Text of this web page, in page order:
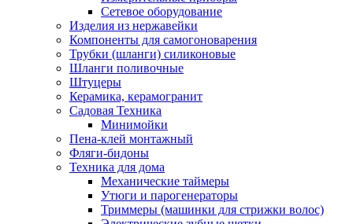
Сетевое оборудование
Изделия из нержавейки
Компоненты для самогоноварения
Трубки (шланги) силиконовые
Шланги поливочные
Штуцеры
Керамика, керамогранит
Садовая Техника
Минимойки
Пена-клей монтажный
Фляги-бидоны
Техника для дома
Механические таймеры
Утюги и парогенераторы
Триммеры (машинки для стрижки волос)